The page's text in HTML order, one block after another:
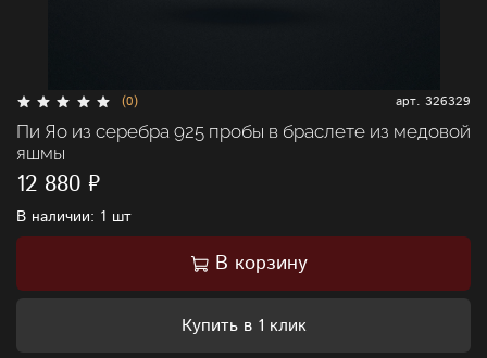
(0) арт. 326329
Пи Яо из серебра 925 пробы в браслете из медовой
яшмы
12 880 ₽
В наличии: 1 шт
В корзину
Купить в 1 клик